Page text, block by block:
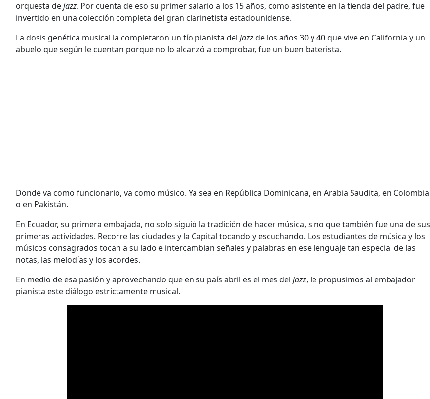
orquesta dejazz. Por cuenta de eso su primer salario a los 15 años, como asistente en la tienda del padre, fue
invertido en una colección completa del gran clarinetista estadounidense.
La dosis genética musical la completaron un tío pianista del jazzde los años 30 y 40 que vive en California y un
abuelo que según le cuentan porque no lo alcanzó a comprobar, fue un buen baterista.
Donde va como funcionario, va como músico. Ya sea en República Dominicana, en Arabia Saudita, en Colombia
o en Pakistán.
En Ecuador, su primera embajada, no solo siguió la tradición de hacer música, sino que también fue una de sus
primeras actividades. Recorre las ciudades y la Capital tocando y escuchando. Los estudiantes de música y los
músicos consagrados tocan a su lado e intercambian señales y palabras en ese lenguaje tan especial de las
notas, las melodías y los acordes.
En medio de esa pasión y aprovechando que en su país abril es el mes del jazz, le propusimos al embajador
pianista este diálogo estrictamente musical.